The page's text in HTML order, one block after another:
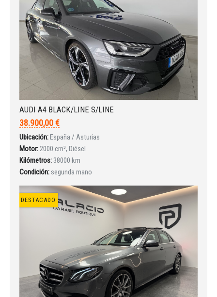
Iniciar sesión
INICIAR SESIÓN
¿Ha olvidado la contraseña?
AUDI A4 BLACK/LINE S/LINE
38.900,00 €
Ubicación:España / Asturias
Motor:2000 cm³, Diésel
Kilómetros: 38000 km
Condición: segunda mano
DESTACADO